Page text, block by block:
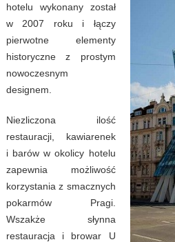
hotelu wykonany został
w 2007 roku i łączy
pierwotne elementy
historyczne z prostym
nowoczesnym
designem.
Niezliczona ilość
restauracji, kawiarenek
i barów w okolicy hotelu
zapewnia możliwość
korzystania z smacznych
pokarmów Pragi.
Wszakże słynna
restauracja i browar U